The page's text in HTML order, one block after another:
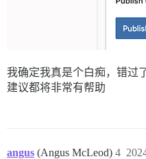
我确定我真是个白痴，错过
建议都将非常有帮助
angus (Angus McLeod) 4